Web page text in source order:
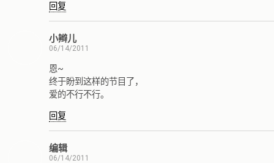
回复
小辫儿
06/14/2011
恩~
终于盼到这样的节目了，
爱的不行不行。
回复
编辑
06/14/2011